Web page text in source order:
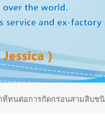
ทนต่อการกัดกร่อนสามสิบช